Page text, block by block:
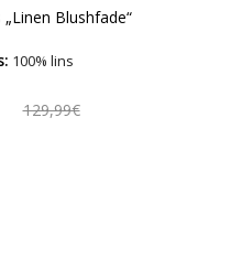
Blushfade“
100% lins
129,99€